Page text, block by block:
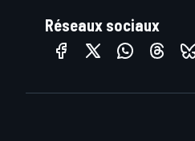
Réseaux sociaux